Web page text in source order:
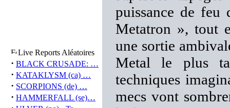
Live Reports Aléatoires
· BLACK CRUSADE: …
· KATAKLYSM (ca) …
· SCORPIONS (de) …
· HAMMERFALL (se)…
puissance de
Metatron », tout
une sortie
Metal le plus
techniques
mecs vont